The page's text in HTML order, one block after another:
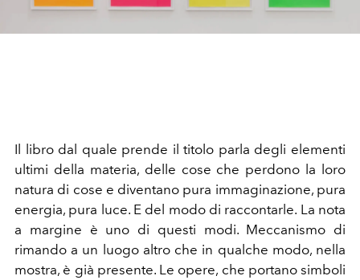
Il libro dal quale prende il titolo parla degli elementi
ultimi della materia, delle cose che perdono la loro
natura di cose e diventano pura immaginazione, pura
energia, pura luce. E del modo di raccontarle. La nota
a margine è uno di questi modi. Meccanismo di
rimando a un luogo altro che in qualche modo, nella
mostra, è già presente. Le opere, che portano simboli